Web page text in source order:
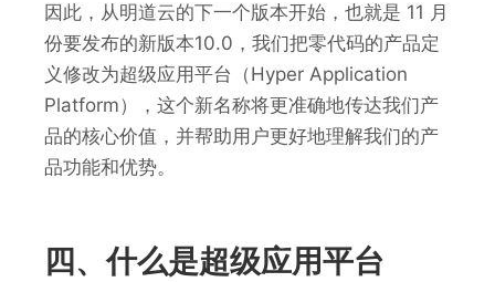
因此，从明道云的下一个版本开始，也就是 11 月
份要发布的新版本10.0，我们把零代码的产品定
义修改为超级应用平台（Hyper Application
Platform），这个新名称将更准确地传达我们产
品的核心价值，并帮助用户更好地理解我们的产
品功能和优势。
四、什么是超级应用平台